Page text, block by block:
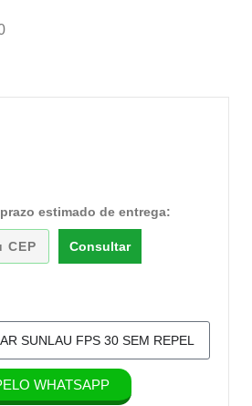
estimado de entrega:
Consultar
WHATSAPP